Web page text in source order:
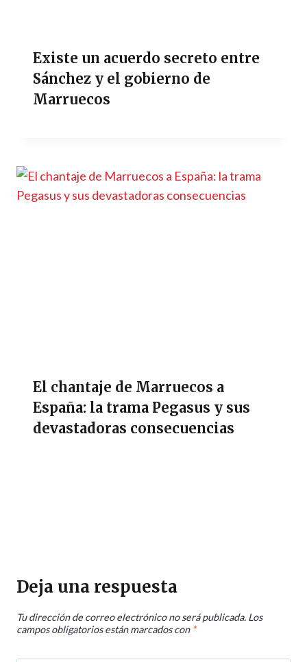
Existe un acuerdo secreto entre
Sánchez y el gobierno de
Marruecos
El chantaje de Marruecos a
España: la trama Pegasus y sus
devastadoras consecuencias
Deja una respuesta
Tu dirección de correo electrónico no será publicada. Los
campos obligatorios están marcados con *